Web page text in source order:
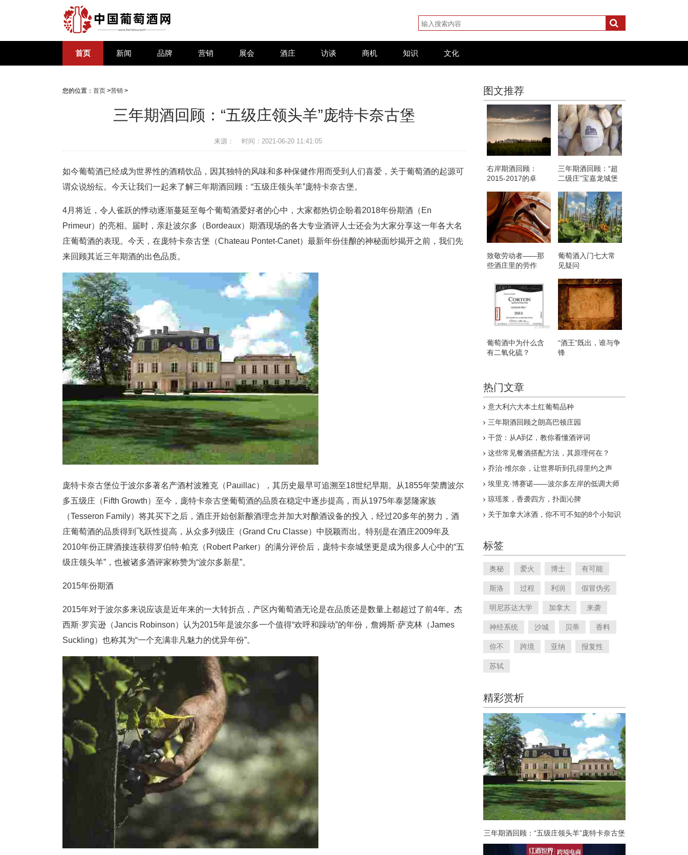
首页 新闻 品牌 营销 展会 酒庄 访谈 商机 知识 文化
您的位置： 首页 >营销 >
三年期酒回顾：“五级庄领头羊”庞特卡奈古堡
来源： 时间：2021-06-20 11:41:05
如今葡萄酒已经成为世界性的酒精饮品，因其独特的风味和多种保健作用而受到人们喜爱，关于葡萄酒的起源可
谓众说纷纭。今天让我们一起来了解三年期酒回顾：“五级庄领头羊”庞特卡奈古堡。
4月将近，令人雀跃的悸动逐渐蔓延至每个葡萄酒爱好者的心中，大家都热切企盼着2018年份期酒（En
Primeur）的亮相。届时，亲赴波尔多（Bordeaux）期酒现场的各大专业酒评人士还会为大家分享这一年各大名
庄葡萄酒的表现。今天，在庞特卡奈古堡（Chateau Pontet-Canet）最新年份佳酿的神秘面纱揭开之前，我们先
来回顾其近三年期酒的出色品质。
庞特卡奈古堡位于波尔多著名产酒村波雅克（Pauillac），其历史最早可追溯至18世纪早期。从1855年荣膺波尔
多五级庄（Fifth Growth）至今，庞特卡奈古堡葡萄酒的品质在稳定中逐步提高，而从1975年泰瑟隆家族
（Tesseron Family）将其买下之后，酒庄开始创新酿酒理念并加大对酿酒设备的投入，经过20多年的努力，酒
庄葡萄酒的品质得到飞跃性提高，从众多列级庄（Grand Cru Classe）中脱颖而出。特别是在酒庄2009年及
2010年份正牌酒接连获得罗伯特·帕克（Robert Parker）的满分评价后，庞特卡奈城堡更是成为很多人心中的“五
级庄领头羊”，也被诸多酒评家称赞为“波尔多新星”。
2015年份期酒
2015年对于波尔多来说应该是近年来的一大转折点，产区内葡萄酒无论是在品质还是数量上都超过了前4年。杰
西斯·罗宾逊（Jancis Robinson）认为2015年是波尔多一个值得“欢呼和躁动”的年份，詹姆斯·萨克林（James
Suckling）也称其为“一个充满非凡魅力的优异年份”。
图文推荐
右岸期酒回顾：
2015-2017的卓
三年期酒回顾：“超
二级庄”宝嘉龙城堡
致敬劳动者——那
些酒庄里的劳作
葡萄酒入门七大常
见疑问
葡萄酒中为什么含
有二氧化硫？
“酒王”既出，谁与争
锋
热门文章
意大利六大本土红葡萄品种
三年期酒回顾之朗高巴顿庄园
干货：从A到Z，教你看懂酒评词
这些常见餐酒搭配方法，其原理何在？
乔治·维尔奈，让世界听到孔得里约之声
埃里克·博赛诺——波尔多左岸的低调大师
琼瑶浆，香袭四方，扑面沁脾
关于加拿大冰酒，你不可不知的8个小知识
标签
奥秘 爱火 博士 有可能
斯洛 过程 利润 假冒伪劣
明尼苏达大学 加拿大 来袭
神经系统 沙城 贝蒂 香料
你不 跨境 亚纳 报复性
苏轼
精彩赏析
三年期酒回顾：“五级庄领头羊”庞特卡奈古堡